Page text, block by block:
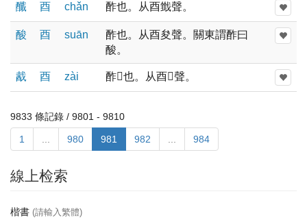
䤘 酉 chǎn 酢也。从酉韱聲。
酸 酉 suān
酢也。从酉夋聲。關東謂酢曰
酸。
酨 酉 zài 酢𤖅也。从酉𢦔聲。
9833 條記錄 / 9801 - 9810
1 980 981 982 984
線上检索
楷書 (請輸入繁體)